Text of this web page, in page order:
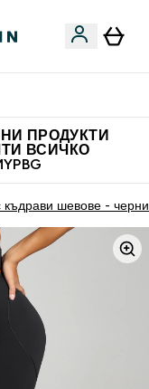
ПРОДУКТИ
ВСИЧКО
шевове - черни